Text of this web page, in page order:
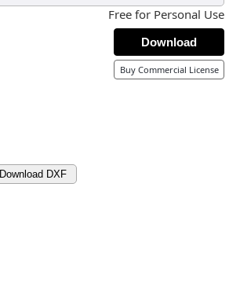
Free for Personal Use
Download
Buy Commercial License
Download DXF